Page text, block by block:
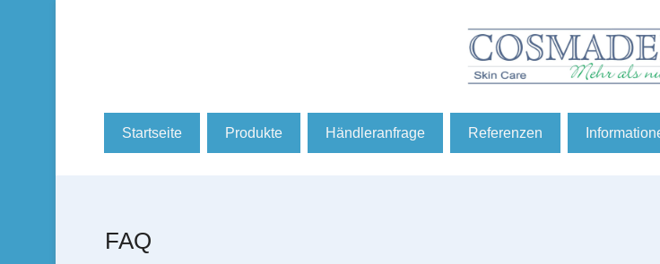
Cosmaderm – Skincare
Primäres Menü
Zum Inhalt wechseln
Startseite Produkte Händleranfrage Referenzen
FAQ